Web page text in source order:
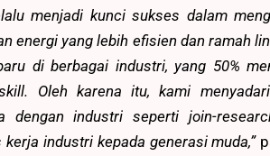
menjadi kunci sukses dalam
energi yang lebih efisien dan ramah
di berbagai industri, yang 50%
Oleh karena itu, kami
dengan industri seperti join-
industri kepada generasi muda,”